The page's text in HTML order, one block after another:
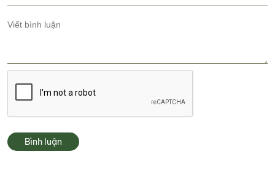
Bình luận